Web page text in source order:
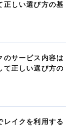
正しい選び方の基
のサービス内容は
て正しい選び方の
レイクを利用する